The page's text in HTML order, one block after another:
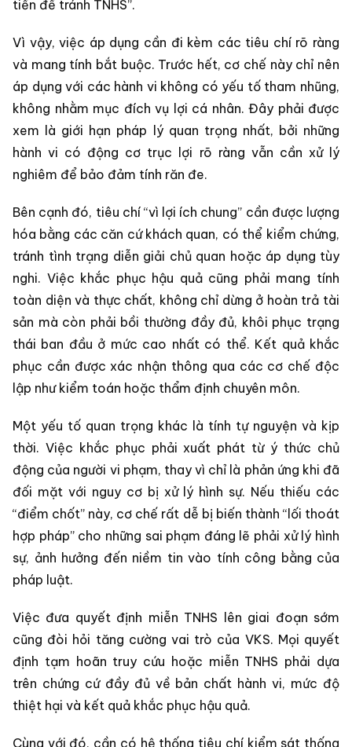
tiền để tránh TNHS”.
Vì vậy, việc áp dụng cần đi kèm các tiêu chí rõ ràng
và mang tính bắt buộc. Trước hết, cơ chế này chỉ nên
áp dụng với các hành vi không có yếu tố tham nhũng,
không nhằm mục đích vụ lợi cá nhân. Đây phải được
xem là giới hạn pháp lý quan trọng nhất, bởi những
hành vi có động cơ trục lợi rõ ràng vẫn cần xử lý
nghiêm để bảo đảm tính răn đe.
Bên cạnh đó, tiêu chí “vì lợi ích chung” cần được lượng
hóa bằng các căn cứ khách quan, có thể kiểm chứng,
tránh tình trạng diễn giải chủ quan hoặc áp dụng tùy
nghi. Việc khắc phục hậu quả cũng phải mang tính
toàn diện và thực chất, không chỉ dừng ở hoàn trả tài
sản mà còn phải bồi thường đầy đủ, khôi phục trạng
thái ban đầu ở mức cao nhất có thể. Kết quả khắc
phục cần được xác nhận thông qua các cơ chế độc
lập như kiểm toán hoặc thẩm định chuyên môn.
Một yếu tố quan trọng khác là tính tự nguyện và kịp
thời. Việc khắc phục phải xuất phát từ ý thức chủ
động của người vi phạm, thay vì chỉ là phản ứng khi đã
đối mặt với nguy cơ bị xử lý hình sự. Nếu thiếu các
“điểm chốt” này, cơ chế rất dễ bị biến thành “lối thoát
hợp pháp” cho những sai phạm đáng lẽ phải xử lý hình
sự, ảnh hưởng đến niềm tin vào tính công bằng của
pháp luật.
Việc đưa quyết định miễn TNHS lên giai đoạn sớm
cũng đòi hỏi tăng cường vai trò của VKS. Mọi quyết
định tạm hoãn truy cứu hoặc miễn TNHS phải dựa
trên chứng cứ đầy đủ về bản chất hành vi, mức độ
thiệt hại và kết quả khắc phục hậu quả.
Cùng với đó, cần có hệ thống tiêu chí kiểm sát thống